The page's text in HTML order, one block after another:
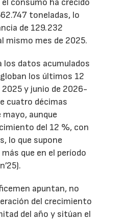
toneladas, lo
de 129.232
mismo mes de 2025.
los datos acumulados
los últimos 12
y junio de 2026-
cuatro décimas
aunque
del 12 %, con
lo que supone
que en el período
apuntan, no
del crecimiento
del año y sitúan el